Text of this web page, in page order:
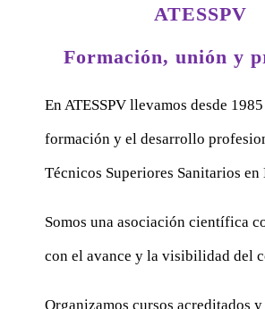
ATESSPV
Formación, unión y
En ATESSPV llevamos desde
formación y el desarrollo
Técnicos Superiores Sanitarios en
Somos una asociación científica
con el avance y la visibilidad del
Organizamos cursos acreditados